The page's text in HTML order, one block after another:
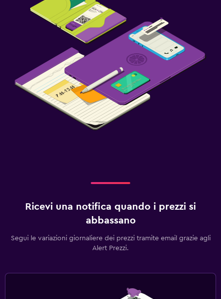
Ricevi una notifica quando i prezzi si
abbassano
Segui le variazioni giornaliere dei prezzi tramite email grazie agli
Alert Prezzi.